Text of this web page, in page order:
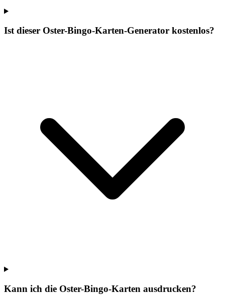
Ist dieser Oster-Bingo-Karten-Generator kostenlos?
Kann ich die Oster-Bingo-Karten ausdrucken?